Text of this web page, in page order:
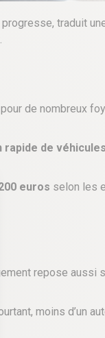
traduit
de nombreux
rapide de véhicules
euros selon les
repose aussi
moins d’un